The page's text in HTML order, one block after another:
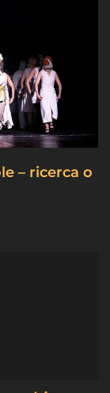
– ricerca o